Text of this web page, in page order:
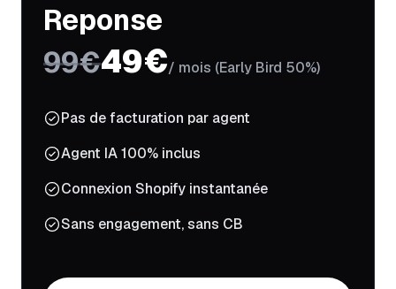
Reponse
99€49€/ mois (Early Bird 50%)
Pas de facturation par agent
Agent IA 100% inclus
Connexion Shopify instantanée
Sans engagement, sans CB